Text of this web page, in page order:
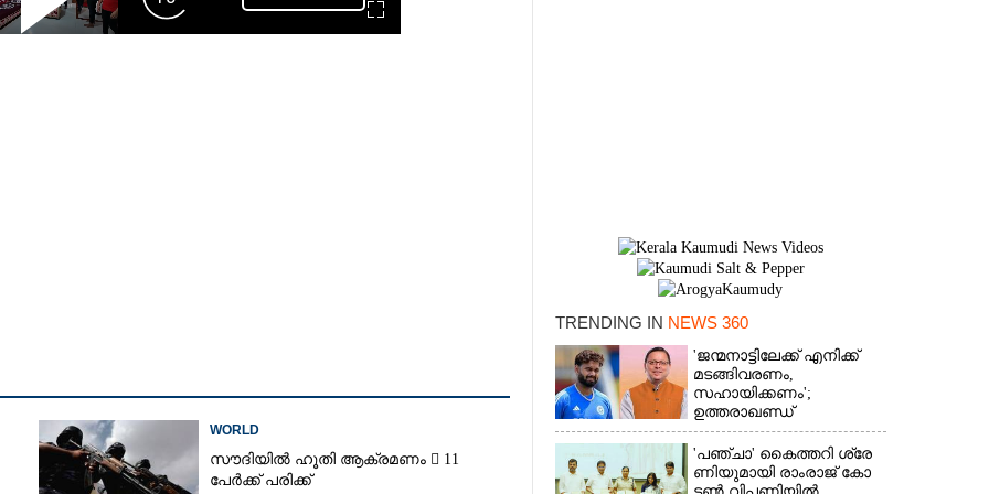
Fullscreen
Video
Skip
10s
WORLD
സൗദിയിൽ ഹൂതി ആക്രമണം  11
പേർക്ക് പരിക്ക്
TRENDING IN NEWS 360
'ജന്മനാട്ടിലേക്ക് എനിക്ക്
മടങ്ങിവരണം,
സഹായിക്കണം';
ഉത്തരാഖണ്ഡ്
മുഖ്യമന്ത്രിയോട്
അപേക്ഷയുമായി ഋഷഭ്
പന്ത്
'​പ​ഞ്ചാ​'​ ​കൈ​ത്ത​റി​ ​ശ്രേ​
ണി​യു​മാ​യി​ ​രാം​രാ​ജ് ​കോ​
×